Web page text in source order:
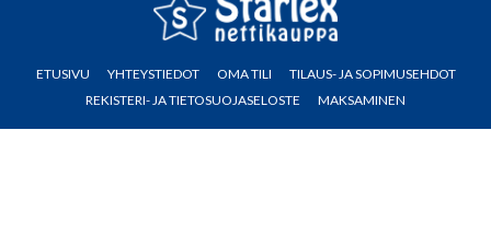
ETUSIVU YHTEYSTIEDOT OMA TILI
TILAUS- JA SOPIMUSEHDOT
REKISTERI- JA TIETOSUOJASELOSTE
MAKSAMINEN